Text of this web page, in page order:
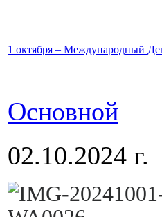
1 октября – Международный
Основной
02.10.2024 г.